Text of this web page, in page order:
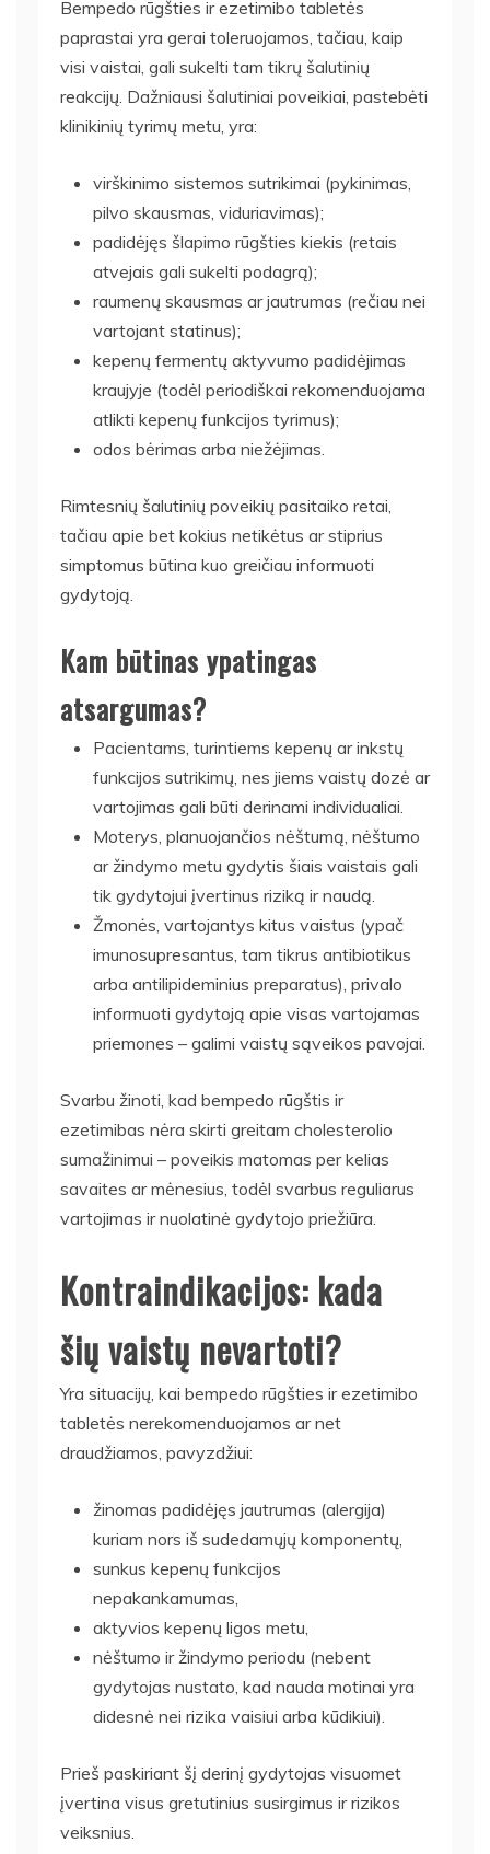
Bempedo rūgšties ir ezetimibo tabletės
paprastai yra gerai toleruojamos, tačiau, kaip
visi vaistai, gali sukelti tam tikrų šalutinių
reakcijų. Dažniausi šalutiniai poveikiai, pastebėti
klinikinių tyrimų metu, yra:
virškinimo sistemos sutrikimai (pykinimas,
pilvo skausmas, viduriavimas);
padidėjęs šlapimo rūgšties kiekis (retais
atvejais gali sukelti podagrą);
raumenų skausmas ar jautrumas (rečiau nei
vartojant statinus);
kepenų fermentų aktyvumo padidėjimas
kraujyje (todėl periodiškai rekomenduojama
atlikti kepenų funkcijos tyrimus);
odos bėrimas arba niežėjimas.
Rimtesnių šalutinių poveikių pasitaiko retai,
tačiau apie bet kokius netikėtus ar stiprius
simptomus būtina kuo greičiau informuoti
gydytoją.
Kam būtinas ypatingas
atsargumas?
Pacientams, turintiems kepenų ar inkstų
funkcijos sutrikimų, nes jiems vaistų dozė ar
vartojimas gali būti derinami individualiai.
Moterys, planuojančios nėštumą, nėštumo
ar žindymo metu gydytis šiais vaistais gali
tik gydytojui įvertinus riziką ir naudą.
Žmonės, vartojantys kitus vaistus (ypač
imunosupresantus, tam tikrus antibiotikus
arba antilipideminius preparatus), privalo
informuoti gydytoją apie visas vartojamas
priemones – galimi vaistų sąveikos pavojai.
Svarbu žinoti, kad bempedo rūgštis ir
ezetimibas nėra skirti greitam cholesterolio
sumažinimui – poveikis matomas per kelias
savaites ar mėnesius, todėl svarbus reguliarus
vartojimas ir nuolatinė gydytojo priežiūra.
Kontraindikacijos: kada
šių vaistų nevartoti?
Yra situacijų, kai bempedo rūgšties ir ezetimibo
tabletės nerekomenduojamos ar net
draudžiamos, pavyzdžiui:
žinomas padidėjęs jautrumas (alergija)
kuriam nors iš sudedamųjų komponentų,
sunkus kepenų funkcijos
nepakankamumas,
aktyvios kepenų ligos metu,
nėštumo ir žindymo periodu (nebent
gydytojas nustato, kad nauda motinai yra
didesnė nei rizika vaisiui arba kūdikiui).
Prieš paskiriant šį derinį gydytojas visuomet
įvertina visus gretutinius susirgimus ir rizikos
veiksnius.